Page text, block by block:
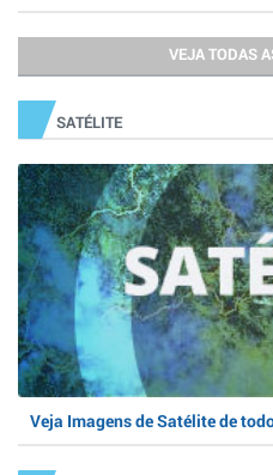
VEJA TODAS
SATÉLITE
Veja Imagens de Satélite de